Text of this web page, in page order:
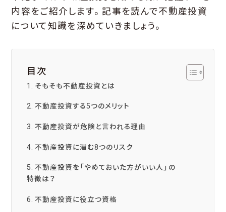
内容をご紹介します。記事を読んで不動産投資
について知識を深めていきましょう。
目次
そもそも不動産投資とは
不動産投資する5つのメリット
不動産投資が危険と言われる理由
不動産投資に潜む8つのリスク
不動産投資を「やめておいた方がいい人」の
特徴は？
不動産投資に役立つ資格